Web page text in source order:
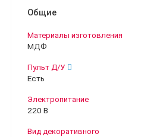
Общие
Материалы изготовления
МДФ
Пульт Д/У
Есть
Электропитание
220 В
Вид декоративного